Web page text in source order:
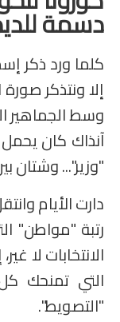
دسمة
كلما ورد ذكر
إلا ونتذكر
وسط الجماهير
آنذاك كان
"وزير"... وشتان
دارت الأيام
رتبة "مواطن"
الانتخابات لا
التي تمنحك
"التصويط".